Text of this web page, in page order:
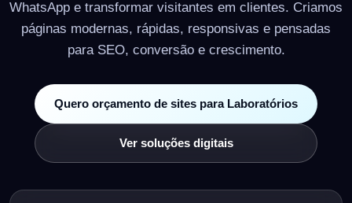
WhatsApp e transformar visitantes em clientes. Criamos
páginas modernas, rápidas, responsivas e pensadas
para SEO, conversão e crescimento.
Quero orçamento de sites para Laboratórios
Ver soluções digitais